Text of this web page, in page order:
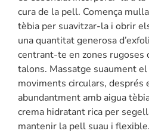
cura de la pell. Comença
tèbia per suavitzar-la i obrir
una quantitat generosa
centrant-te en zones rugoses
talons. Massatge suaument
moviments circulars, després
abundantment amb aigua
crema hidratant rica per
mantenir la pell suau i flexible.